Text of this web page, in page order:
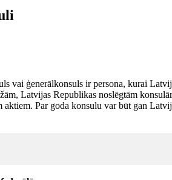
vai ģenerālkonsuls ir persona, kurai
Latvijas Republikas noslēgtām
Par goda konsulu var būt gan